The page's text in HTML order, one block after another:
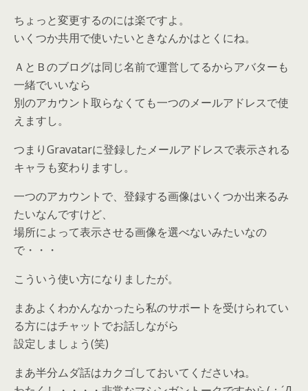
ちょっと変更するのには楽ですよ。
いくつか共用で使いたいときなんかはとくにね。
ＡとＢのブログは同じ名前で運営してるからアバターも
一緒でいいなら
別のアカウント取らなくても一つのメールアドレスで使
えますし。
つまりGravatarに登録したメールアドレスで表示される
キャラも変わりますし。
一つのアカウントで、登録する画像はいくつか出来るみ
たいなんですけど、
場所によって表示させる画像を選べないみたいなの
で・・・
こういう使い方になりましたが。
まあよくわかんなかったら私のサポートを受けられてい
る方にはチャットでお話しながら
設定しましょう(笑)
まあ半分ムダ話はカクゴしておいてくださいね。